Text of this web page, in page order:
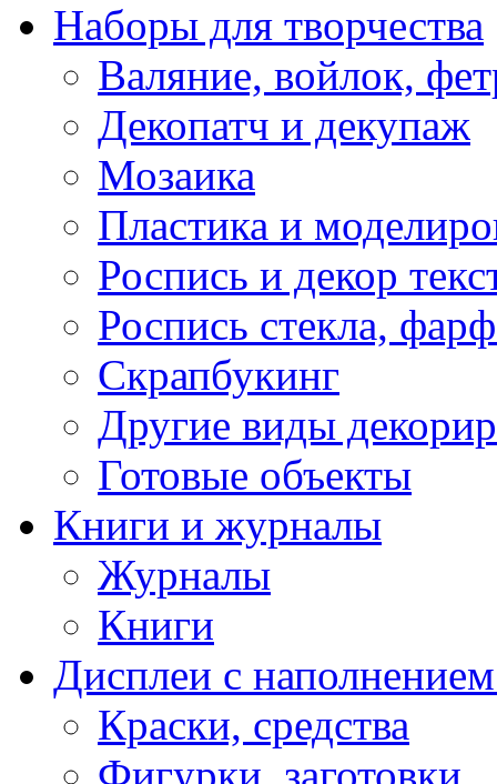
Наборы для творчества
Валяние, войлок,
Декопатч и декупаж
Мозаика
Пластика и
Роспись и декор
Роспись стекла,
Скрапбукинг
Другие виды
Готовые объекты
Книги и журналы
Журналы
Книги
Дисплеи с
Краски, средства